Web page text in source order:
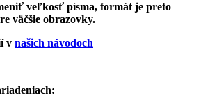
veľkosť písma, formát je preto
väčšie obrazovky.
v našich návodoch